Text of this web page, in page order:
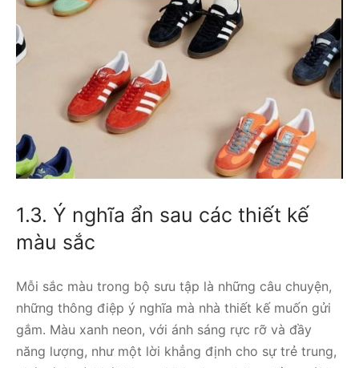
1.3. Ý nghĩa ẩn sau các thiết kế
màu sắc
Mỗi sắc màu trong bộ sưu tập là những câu chuyện,
những thông điệp ý nghĩa mà nhà thiết kế muốn gửi
gắm. Màu xanh neon, với ánh sáng rực rỡ và đầy
năng lượng, như một lời khẳng định cho sự trẻ trung,